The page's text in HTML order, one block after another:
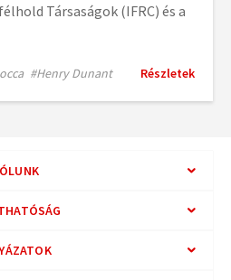
Társaságok (IFRC) és a
#Henry Dunant Részletek